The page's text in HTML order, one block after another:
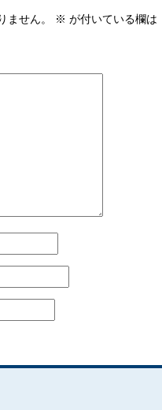
ません。 ※ が付いている欄は